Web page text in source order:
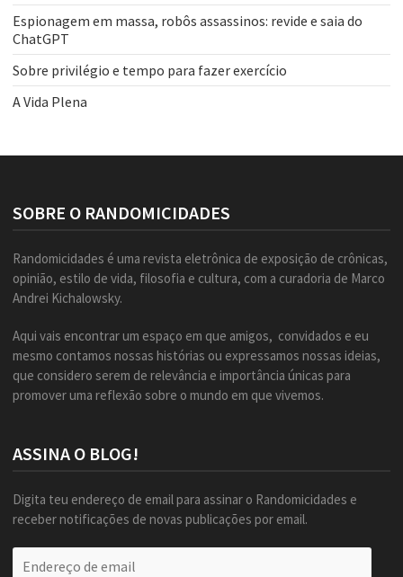
Espionagem em massa, robôs assassinos: revide e saia do
ChatGPT
Sobre privilégio e tempo para fazer exercício
A Vida Plena
SOBRE O RANDOMICIDADES
Randomicidades é uma revista eletrônica de exposição de crônicas,
opinião, estilo de vida, filosofia e cultura, com a curadoria de Marco
Andrei Kichalowsky.
Aqui vais encontrar um espaço em que amigos, convidados e eu
mesmo contamos nossas histórias ou expressamos nossas ideias,
que considero serem de relevância e importância únicas para
promover uma reflexão sobre o mundo em que vivemos.
ASSINA O BLOG!
Digita teu endereço de email para assinar o Randomicidades e
receber notificações de novas publicações por email.